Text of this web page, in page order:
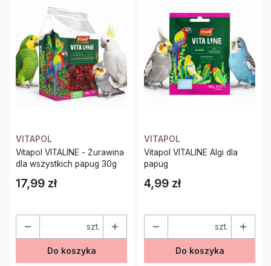
VITAPOL
Vitapol VITALINE - Żurawina
dla wszystkich papug 30g
Cena
17,99 zł
szt.
Do koszyka
VITAPOL
Vitapol VITALINE Algi dla
papug
Cena
4,99 zł
szt.
Do koszyka